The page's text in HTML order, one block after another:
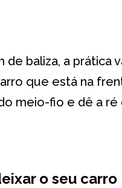
baliza, a
que está na
meio-fio e dê a
o seu carro